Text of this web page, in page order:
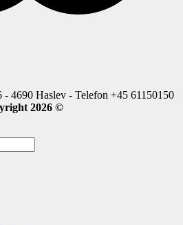
4690 Haslev - Telefon +45 61150150
2026 ©